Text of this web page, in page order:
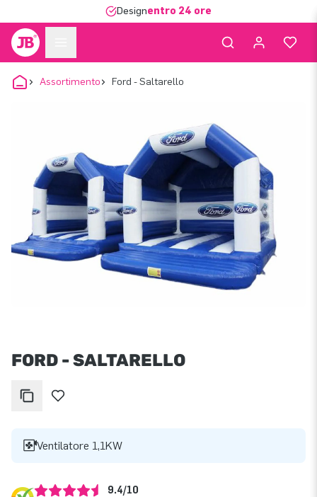
Designentro 24 ore
Assortimento Ford - Saltarello
FORD - SALTARELLO
Ventilatore 1,1KW
9.4/10